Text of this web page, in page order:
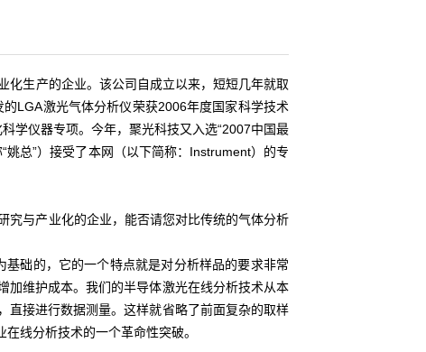
生产的企业。该公司自成立以来，短短几年就取
LGA激光气体分析仪荣获2006年度国家科学技术
学仪器专项。今年，聚光科技又入选“2007中国最
总”）接受了本网（以下简称：Instrument）的专
与产业化的企业，能否请您对比传统的气体分析
础的，它的一个特点就是对分析样品的要求非常
加维护成本。我们的半导体激光在线分析技术从本
直接进行数据测量。这样就省略了前面复杂的取样
线分析技术的一个革命性突破。